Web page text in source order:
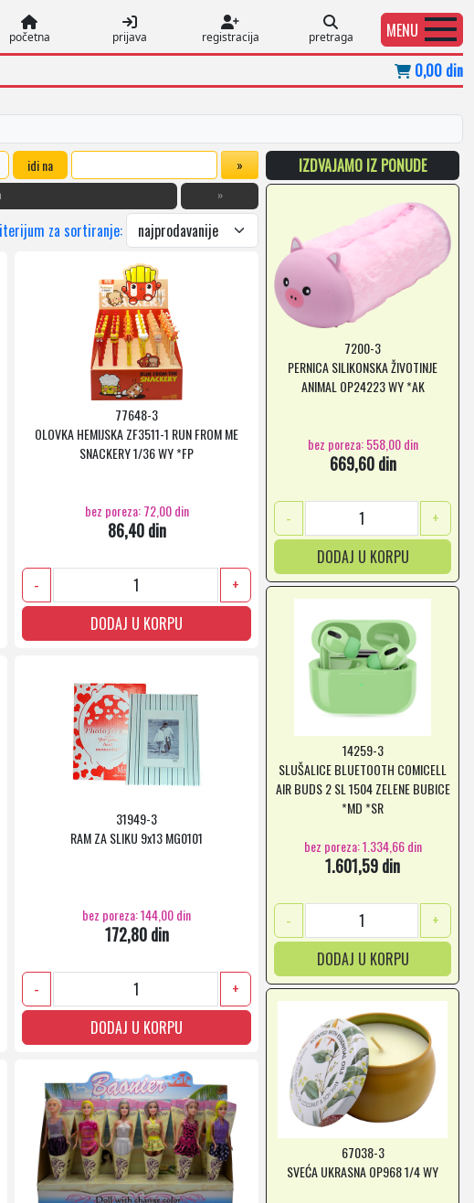
početna prijava registracija pretraga
MENU
0,00 din
idi na
»
za sortiranje:
77648-3
OLOVKA HEMIJSKA ZF3511-1 RUN FROM ME
SNACKERY 1/36 WY *FP
bez poreza: 72,00 din
86,40 din
-
+
DODAJ U KORPU
31949-3
RAM ZA SLIKU 9x13 MG0101
bez poreza: 144,00 din
172,80 din
-
+
DODAJ U KORPU
IZDVAJAMO IZ PONUDE
7200-3
PERNICA SILIKONSKA ŽIVOTINJE
ANIMAL OP24223 WY *AK
bez poreza: 558,00 din
669,60 din
-
+
DODAJ U KORPU
14259-3
SLUŠALICE BLUETOOTH COMICELL
AIR BUDS 2 SL 1504 ZELENE BUBICE
*MD *SR
bez poreza: 1.334,66 din
1.601,59 din
-
+
DODAJ U KORPU
67038-3
SVEĆA UKRASNA OP968 1/4 WY